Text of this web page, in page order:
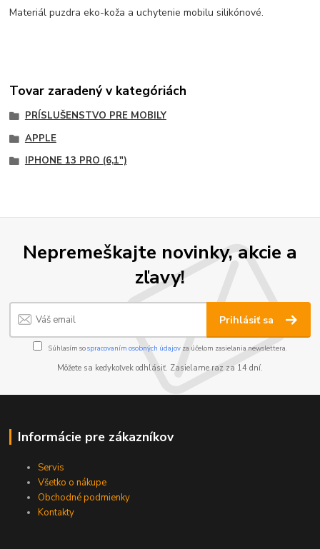
Materiál puzdra eko-koža a uchytenie mobilu silikónové.
Tovar zaradený v kategóriách
PRÍSLUŠENSTVO PRE MOBILY
APPLE
IPHONE 13 PRO (6,1")
Nepremeškajte novinky, akcie a
zľavy!
Prihlásiť sa
Súhlasím sospracovaním osobných údajov za účelom zasielania newslettera.
Môžete sa kedykoľvek odhlásiť. Zasielame raz za 14 dní.
Informácie pre zákazníkov
Servis
Všetko o nákupe
Obchodné podmienky
Kontakty